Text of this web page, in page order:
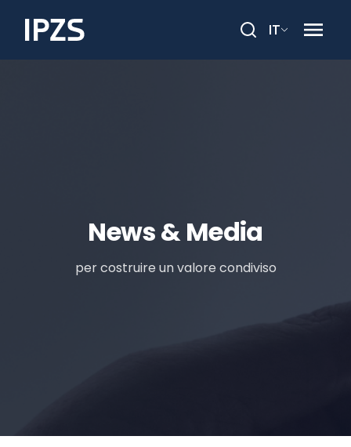
Cerca
IT
News & Media
per costruire un valore condiviso